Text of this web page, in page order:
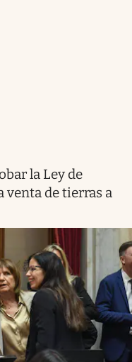
la Ley de
venta de tierras a